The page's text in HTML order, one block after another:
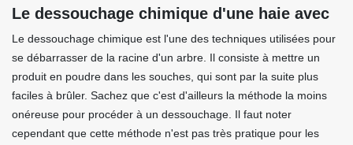
Le dessouchage chimique d'une haie avec
Le dessouchage chimique est l'une des techniques utilisées pour
se débarrasser de la racine d'un arbre. Il consiste à mettre un
produit en poudre dans les souches, qui sont par la suite plus
faciles à brûler. Sachez que c'est d'ailleurs la méthode la moins
onéreuse pour procéder à un dessouchage. Il faut noter
cependant que cette méthode n'est pas très pratique pour les